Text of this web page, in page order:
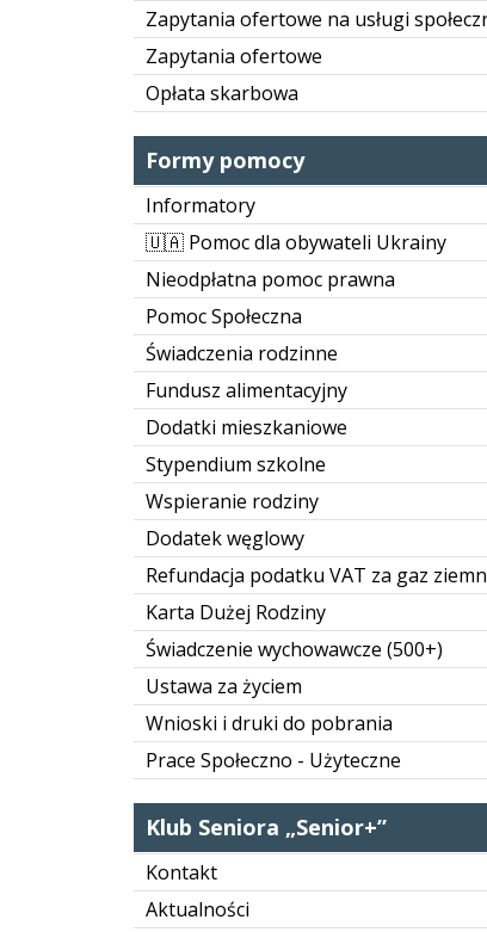
Zapytania ofertowe na usługi
Zapytania ofertowe
Opłata skarbowa
Formy pomocy
Informatory
🇺🇦 Pomoc dla obywateli Ukrainy
Nieodpłatna pomoc prawna
Pomoc Społeczna
Świadczenia rodzinne
Fundusz alimentacyjny
Dodatki mieszkaniowe
Stypendium szkolne
Wspieranie rodziny
Dodatek węglowy
Refundacja podatku VAT za gaz
Karta Dużej Rodziny
Świadczenie wychowawcze (500+)
Ustawa za życiem
Wnioski i druki do pobrania
Prace Społeczno - Użyteczne
Klub Seniora „Senior+”
Kontakt
Aktualności